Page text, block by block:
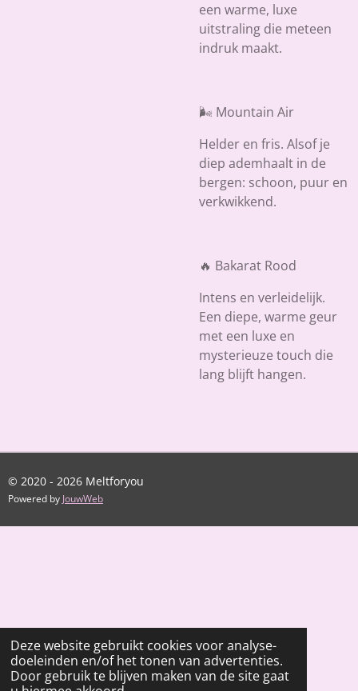
Deze website gebruikt cookies voor analyse-
doeleinden en/of het tonen van advertenties.
Door gebruik te blijven maken van de site gaat
een warme, luxe
uitstraling die meteen
indruk maakt.
🌬️ Mountain Air
Helder en fris. Alsof je
diep ademhaalt in de
bergen: schoon, puur en
verkwikkend.
🔥 Bakarat Rood
Intens en verleidelijk.
Een diepe, warme geur
met een luxe en
mysterieuze touch die
lang blijft hangen.
© 2020 - 2026 Meltforyou
Powered by JouwWeb